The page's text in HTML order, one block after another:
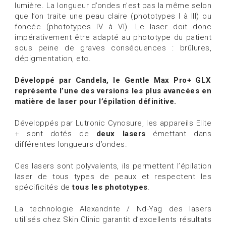
lumière. La longueur d’ondes n’est pas la même selon
que l’on traite une peau claire (phototypes I à III) ou
foncée (phototypes IV à VI). Le laser doit donc
impérativement être adapté au phototype du patient
sous peine de graves conséquences : brûlures,
dépigmentation, etc.
Développé par Candela, le Gentle Max Pro+ GLX
représente l’une des versions les plus avancées en
matière de laser pour l’épilation définitive.
Développés par Lutronic Cynosure, les appareils Elite
+ sont dotés de deux lasers émettant dans
différentes longueurs d’ondes.
Ces lasers sont polyvalents, ils permettent l’épilation
laser de tous types de peaux et respectent les
spécificités detous les phototypes.
La technologie Alexandrite / Nd-Yag des lasers
utilisés chez Skin Clinic garantit d’excellents résultats